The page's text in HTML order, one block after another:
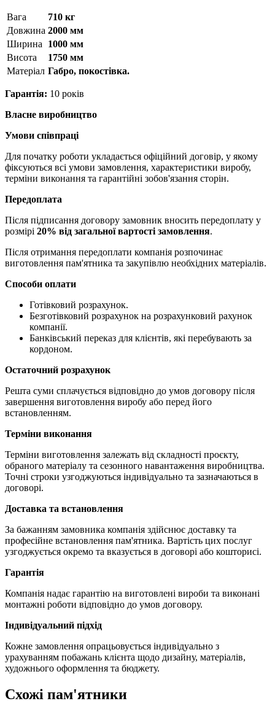
Вага
710 кг
Довжина 2000 мм
Ширина
1000 мм
Висота
1750 мм
Матерiал Габро, покостівка.
Гарантія: 10 років
Власне виробництво
Умови співпраці
Для початку роботи укладається офіційний договір, у якому
фіксуються всі умови замовлення, характеристики виробу,
терміни виконання та гарантійні зобов'язання сторін.
Передоплата
Після підписання договору замовник вносить передоплату у
розмірі 20% від загальної вартості замовлення.
Після отримання передоплати компанія розпочинає
виготовлення пам'ятника та закупівлю необхідних матеріалів.
Способи оплати
Готівковий розрахунок.
Безготівковий розрахунок на розрахунковий рахунок
компанії.
Банківський переказ для клієнтів, які перебувають за
кордоном.
Остаточний розрахунок
Решта суми сплачується відповідно до умов договору після
завершення виготовлення виробу або перед його
встановленням.
Терміни виконання
Терміни виготовлення залежать від складності проєкту,
обраного матеріалу та сезонного навантаження виробництва.
Точні строки узгоджуються індивідуально та зазначаються в
договорі.
Доставка та встановлення
За бажанням замовника компанія здійснює доставку та
професійне встановлення пам'ятника. Вартість цих послуг
узгоджується окремо та вказується в договорі або кошторисі.
Гарантія
Компанія надає гарантію на виготовлені вироби та виконані
монтажні роботи відповідно до умов договору.
Індивідуальний підхід
Кожне замовлення опрацьовується індивідуально з
урахуванням побажань клієнта щодо дизайну, матеріалів,
художнього оформлення та бюджету.
Схожі пам'ятники